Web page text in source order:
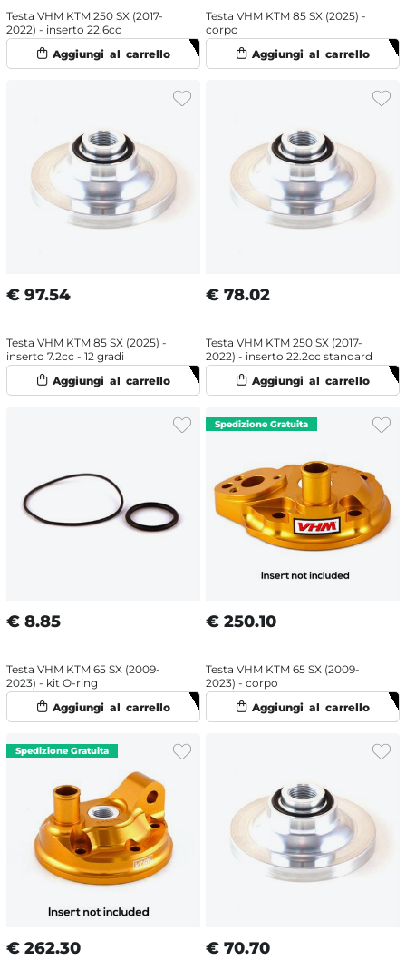
Testa VHM KTM 250 SX (2017-
2022) - inserto 22.6cc
Testa VHM KTM 85 SX (2025) -
corpo
€ 97.54
Testa VHM KTM 85 SX (2025) -
inserto 7.2cc - 12 gradi
€ 78.02
Testa VHM KTM 250 SX (2017-
2022) - inserto 22.2cc standard
€ 8.85
Testa VHM KTM 65 SX (2009-
2023) - kit O-ring
€ 250.10
Testa VHM KTM 65 SX (2009-
2023) - corpo
€ 262.30 € 70.70